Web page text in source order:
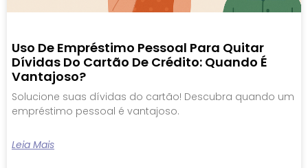
Uso De Empréstimo Pessoal Para Quitar
Dívidas Do Cartão De Crédito: Quando É
Vantajoso?
Solucione suas dívidas do cartão! Descubra quando um
empréstimo pessoal é vantajoso.
Leia Mais